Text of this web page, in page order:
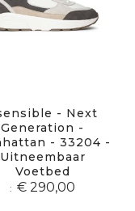
- Next
Generation -
- 33204 -
Uitneembaar
Voetbed
€ 290,00